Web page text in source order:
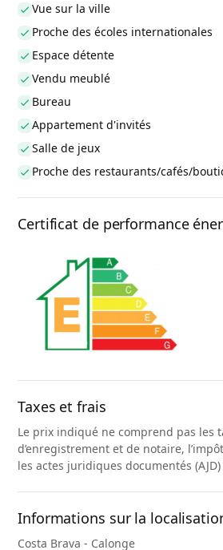
Vue sur la ville
Proche des écoles internationales
Espace détente
Vendu meublé
Bureau
Appartement d'invités
Salle de jeux
Proche des restaurants/cafés/
Certificat de performance
Taxes et frais
Le prix indiqué ne comprend pas les
d’enregistrement et de notaire,
les actes juridiques documentés
Informations sur la
Costa Brava - Calonge